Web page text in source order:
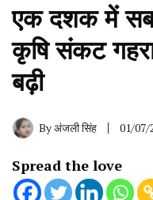
एक दशक में
कृषि संकट
बढ़ी
Byअंजली सिंह 01/07/
Spread the love